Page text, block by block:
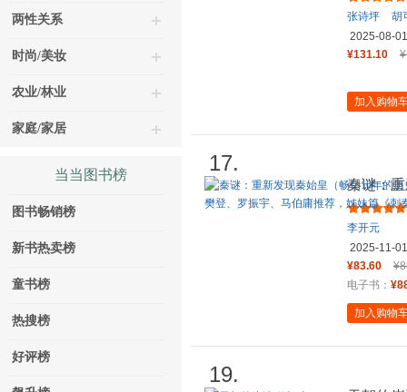
两性关系
时尚/美妆
农业/林业
家庭/家居
当当图书榜
图书畅销榜
新书热卖榜
童书榜
热搜榜
好评榜
张诗坪
胡
2025-08-01
¥131.10
加入购物
17.
秦谜：
推理开
李开元
2025-11-01
¥83.60
电子书：
加入购物
19.